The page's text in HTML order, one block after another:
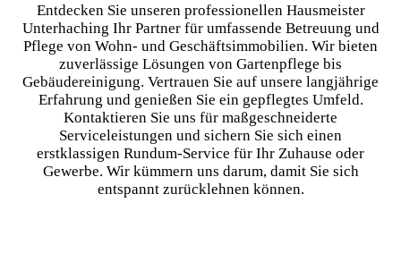
Entdecken Sie unseren professionellen Hausmeister
Unterhaching Ihr Partner für umfassende Betreuung und
Pflege von Wohn- und Geschäftsimmobilien. Wir bieten
zuverlässige Lösungen von Gartenpflege bis
Gebäudereinigung. Vertrauen Sie auf unsere langjährige
Erfahrung und genießen Sie ein gepflegtes Umfeld.
Kontaktieren Sie uns für maßgeschneiderte
Serviceleistungen und sichern Sie sich einen
erstklassigen Rundum-Service für Ihr Zuhause oder
Gewerbe. Wir kümmern uns darum, damit Sie sich
entspannt zurücklehnen können.